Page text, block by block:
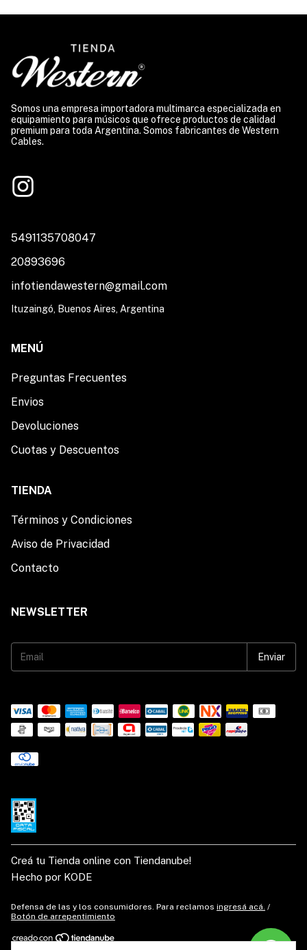
Somos una empresa importadora multimarca especializada en
equipamiento para músicos que ofrece productos de calidad
premium para toda Argentina. Somos fabricantes de Western
Cables.
5491135708047
20893696
infotiendawestern@gmail.com
Ituzaingó, Buenos Aires, Argentina
MENÚ
Preguntas Frecuentes
Envios
Devoluciones
Cuotas y Descuentos
TIENDA
Términos y Condiciones
Aviso de Privacidad
Contacto
NEWSLETTER
Creá tu Tienda online con Tiendanube!
Hecho por KODE
Defensa de las y los consumidores. Para reclamos ingresá acá. /
Botón de arrepentimiento